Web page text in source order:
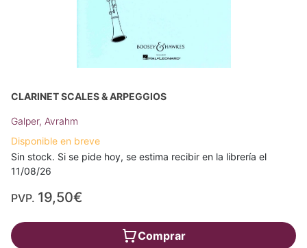
CLARINET SCALES & ARPEGGIOS
Galper, Avrahm
Disponible en breve
Sin stock. Si se pide hoy, se estima recibir en la librería el
11/08/26
PVP. 19,50€
Comprar